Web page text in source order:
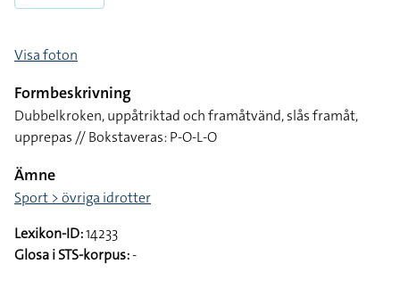
Visa foton
Formbeskrivning
Dubbelkroken, uppåtriktad och framåtvänd, slås framåt,
upprepas // Bokstaveras: P-O-L-O
Ämne
Sport > övriga idrotter
Lexikon-ID:14233
Glosa i STS-korpus:-